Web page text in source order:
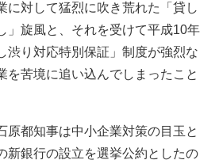
に対して猛烈に吹き荒れた「貸し
」旋風と、それを受けて平成10年
渋り対応特別保証」制度が強烈な
を苦境に追い込んでしまったこと
原都知事は中小企業対策の目玉と
新銀行の設立を選挙公約としたの